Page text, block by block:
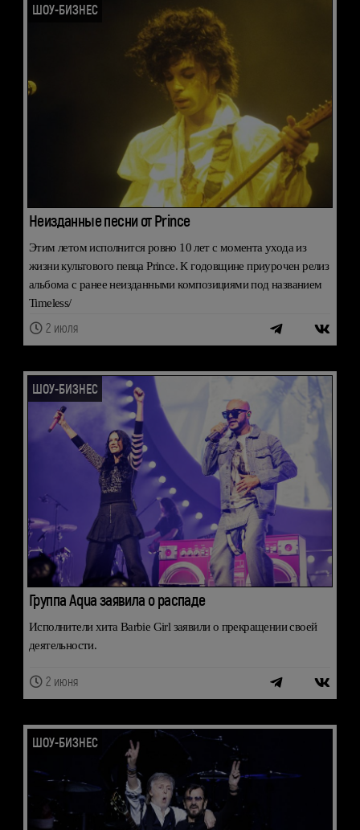
ШОУ-БИЗНЕС
Неизданные песни от Prince
Этим летом исполнится ровно 10 лет с момента ухода из
жизни культового певца Prince. К годовщине приурочен релиз
альбома с ранее неизданными композициями под названием
Timeless/
2 июля
ШОУ-БИЗНЕС
Группа Aqua заявила о распаде
Исполнители хита Barbie Girl заявили о прекращении своей
деятельности.
2 июня
ШОУ-БИЗНЕС